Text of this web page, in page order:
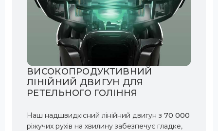
ВИСОКОПРОДУКТИВНИЙ
ЛІНІЙНИЙ ДВИГУН ДЛЯ
РЕТЕЛЬНОГО ГОЛІННЯ
Наш надшвидкісний лінійний двигун з 70 000
ріжучих рухів на хвилину забезпечує гладке,